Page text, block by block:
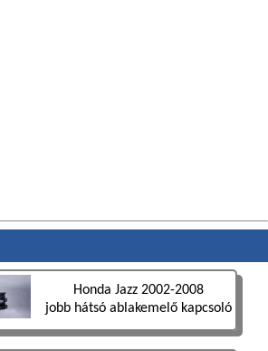
Honda Jazz 2002-2008
jobb hátsó ablakemelő kapcsoló